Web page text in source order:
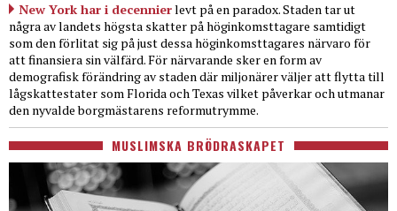
New York har i decennierlevt på en paradox. Staden tar ut
några av landets högsta skatter på höginkomsttagare samtidigt
som den förlitat sig på just dessa höginkomsttagares närvaro för
att finansiera sin välfärd. För närvarande sker en form av
demografisk förändring av staden där miljonärer väljer att flytta till
lågskattestater som Florida och Texas vilket påverkar och utmanar
den nyvalde borgmästarens reformutrymme.
MUSLIMSKA BRÖDRASKAPET